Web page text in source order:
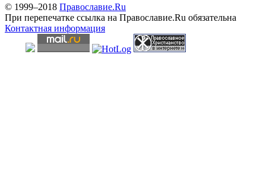
© 1999–2018 Православие.Ru
При перепечатке ссылка на Православие.Ru обязательна
Контактная информация